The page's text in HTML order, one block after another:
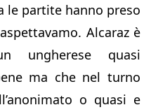
le partite hanno preso
Alcaraz è
ungherese quasi
ma che nel turno
o quasi e